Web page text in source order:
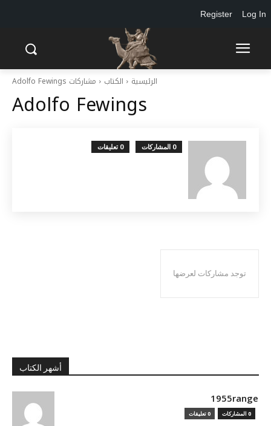
الرئيسية الكتاب مشاركات Adolfo Fewings
Adolfo Fewings
0 المشاركات 0 تعليقات
توجد مشاركات لعرضها
أشهر الكتاب
1955range
0 المشاركات 0 تعليقات
Log In
Register